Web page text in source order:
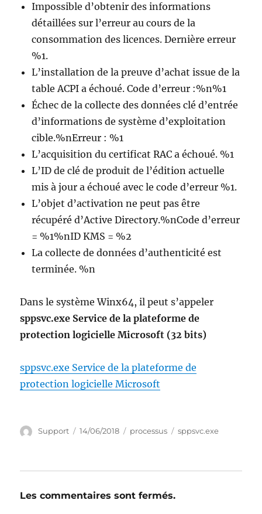
Impossible d’obtenir des informations
détaillées sur l’erreur au cours de la
consommation des licences. Dernière erreur
%1.
L’installation de la preuve d’achat issue de la
table ACPI a échoué. Code d’erreur :%n%1
Échec de la collecte des données clé d’entrée
d’informations de système d’exploitation
cible.%nErreur : %1
L’acquisition du certificat RAC a échoué. %1
L’ID de clé de produit de l’édition actuelle
mis à jour a échoué avec le code d’erreur %1.
L’objet d’activation ne peut pas être
récupéré d’Active Directory.%nCode d’erreur
= %1%nID KMS = %2
La collecte de données d’authenticité est
terminée. %n
Dans le système Winx64, il peut s’appeler
sppsvc.exe Service de la plateforme de
protection logicielle Microsoft (32 bits)
sppsvc.exe Service de la plateforme de
protection logicielle Microsoft
Auteur
Support
Publié
14/06/2018 Catégories
processus Étiquettes
sppsvc.exe
Les commentaires sont fermés.